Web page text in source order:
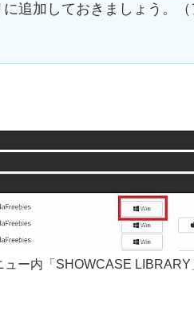
に追加しておきましょう。（
ュー内「SHOWCASE LIBRARY